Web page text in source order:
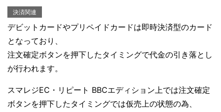
決済関連
デビットカードやプリペイドカードは即時決済型のカード
となっており、
注文確定ボタンを押下したタイミングで代金の引き落とし
が行われます。
スマレジEC・リピート BBCエディション上では注文確定
ボタンを押下したタイミングでは仮売上の状態の為、